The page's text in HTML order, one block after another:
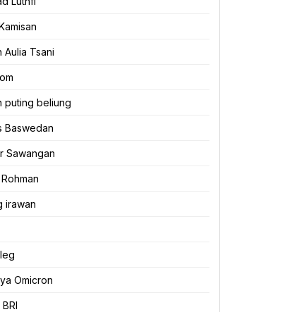
Aulia Tsani
puting beliung
Baswedan
Sawangan
irawan
Omicron